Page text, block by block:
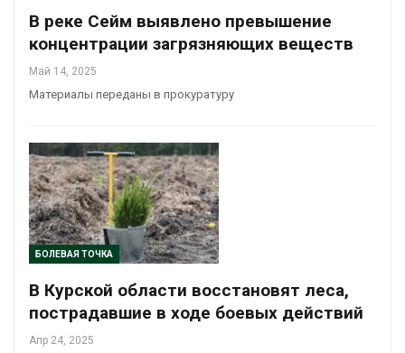
В реке Сейм выявлено превышение
концентрации загрязняющих веществ
Май 14, 2025
Материалы переданы в прокуратуру
БОЛЕВАЯ ТОЧКА
В Курской области восстановят леса,
пострадавшие в ходе боевых действий
Апр 24, 2025